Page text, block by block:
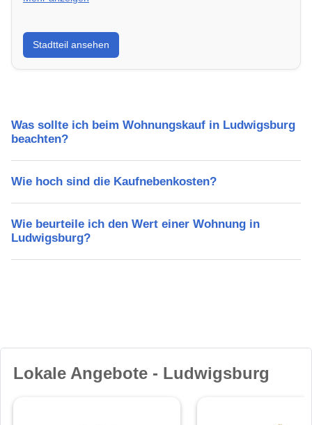
Erfahre mehr über deinen Stadtteil in Ludwigsburg:
Lebensqualität, Verkehrsanbindung, Schulen,
Freizeitmöglichkeiten und Mietpreise.
Stadtteil ansehen
Was sollte ich beim Wohnungskauf in Ludwigsburg
beachten?
Wie hoch sind die Kaufnebenkosten?
Wie beurteile ich den Wert einer Wohnung in
Ludwigsburg?
Lokale Angebote - Ludwigsburg